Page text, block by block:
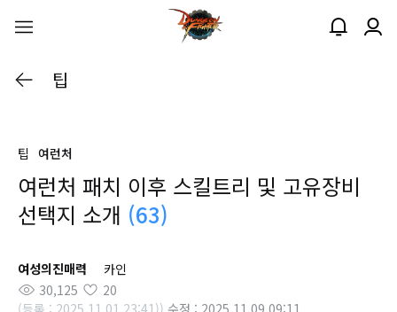
팁
팁 여런처
여런처 패치 이후 스킬트리 및 고유장비
선택지 소개 (63)
여성의진매력
카인
30,125
20
(등록 : 2025.11.01 23:41)) 수정 : 2025.11.09 09:11